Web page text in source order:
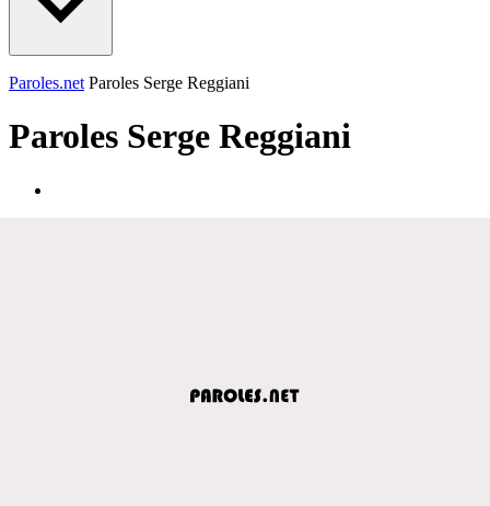
Paroles.net Paroles Serge Reggiani
Paroles Serge Reggiani